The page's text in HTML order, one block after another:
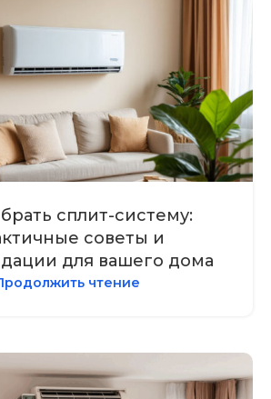
сплит-систему:
советы и
для вашего дома
чтение